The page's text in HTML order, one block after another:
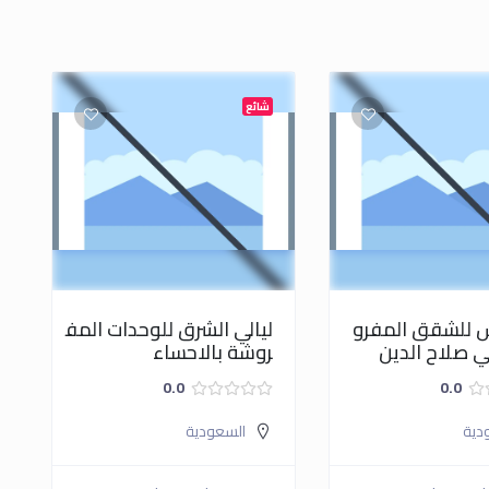
للشقق المفرو
صلاح الدين
0.0
شائع
ليالي الشرق للوحدات المف
روشة بالاحساء
0.0
السعودية